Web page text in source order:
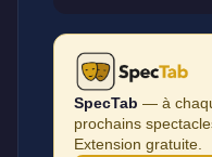
SpecTab — à
prochains
Extension gratuite.